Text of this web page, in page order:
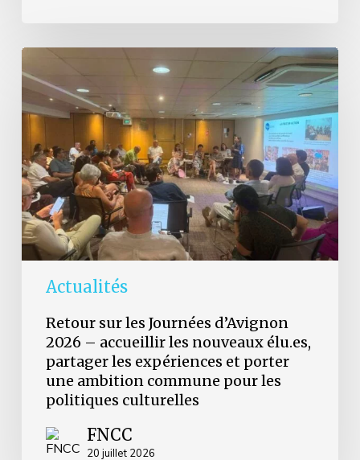
Actualités
Retour
sur
les
Journées
d’Avignon
2026
accueillir
les
nouveaux
élu.es,
partager
les
expériences
porter
ambition
commune
politiques
culturelles
Retour sur les Journées d’Avignon
2026 – accueillir les nouveaux élu.es,
partager les expériences et porter
une ambition commune pour les
politiques culturelles
FNCC
20 juillet 2026